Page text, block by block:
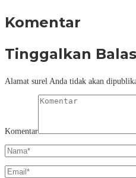
Komentar
Tinggalkan
Alamat surel Anda tidak akan
Komentar